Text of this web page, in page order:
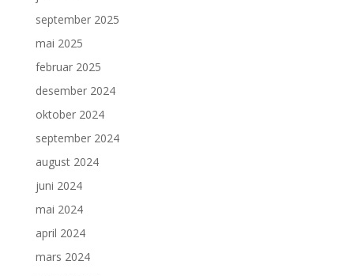
september 2025
mai 2025
februar 2025
desember 2024
oktober 2024
september 2024
august 2024
juni 2024
mai 2024
april 2024
mars 2024